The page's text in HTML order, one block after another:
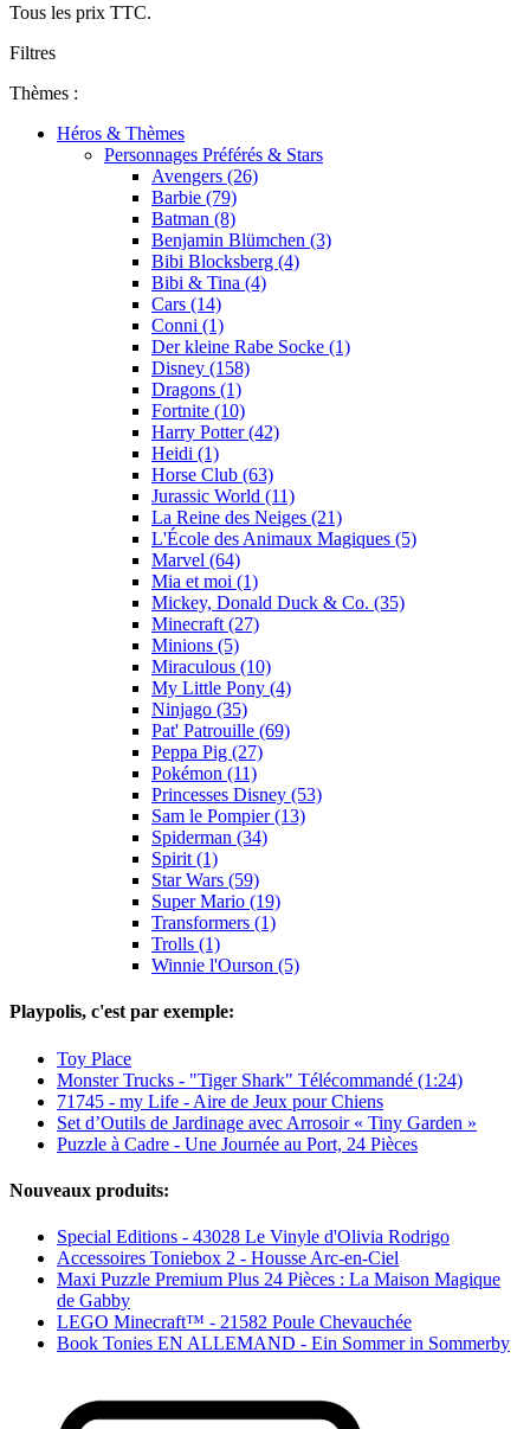
Tous les prix TTC.
Filtres
Thèmes :
Héros & Thèmes
Personnages Préférés & Stars
Avengers (26)
Barbie (79)
Batman (8)
Benjamin Blümchen (3)
Bibi Blocksberg (4)
Bibi & Tina (4)
Cars (14)
Conni (1)
Der kleine Rabe Socke (1)
Disney (158)
Dragons (1)
Fortnite (10)
Harry Potter (42)
Heidi (1)
Horse Club (63)
Jurassic World (11)
La Reine des Neiges (21)
L'École des Animaux Magiques (5)
Marvel (64)
Mia et moi (1)
Mickey, Donald Duck & Co. (35)
Minecraft (27)
Minions (5)
Miraculous (10)
My Little Pony (4)
Ninjago (35)
Pat' Patrouille (69)
Peppa Pig (27)
Pokémon (11)
Princesses Disney (53)
Sam le Pompier (13)
Spiderman (34)
Spirit (1)
Star Wars (59)
Super Mario (19)
Transformers (1)
Trolls (1)
Winnie l'Ourson (5)
Playpolis, c'est par exemple:
Toy Place
Monster Trucks - "Tiger Shark" Télécommandé (1:24)
71745 - my Life - Aire de Jeux pour Chiens
Set d’Outils de Jardinage avec Arrosoir « Tiny Garden »
Puzzle à Cadre - Une Journée au Port, 24 Pièces
Nouveaux produits:
Special Editions - 43028 Le Vinyle d'Olivia Rodrigo
Accessoires Toniebox 2 - Housse Arc-en-Ciel
Maxi Puzzle Premium Plus 24 Pièces : La Maison Magique
de Gabby
LEGO Minecraft™ - 21582 Poule Chevauchée
Book Tonies EN ALLEMAND - Ein Sommer in Sommerby